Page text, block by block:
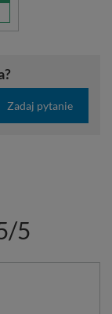
Zadaj pytanie
5